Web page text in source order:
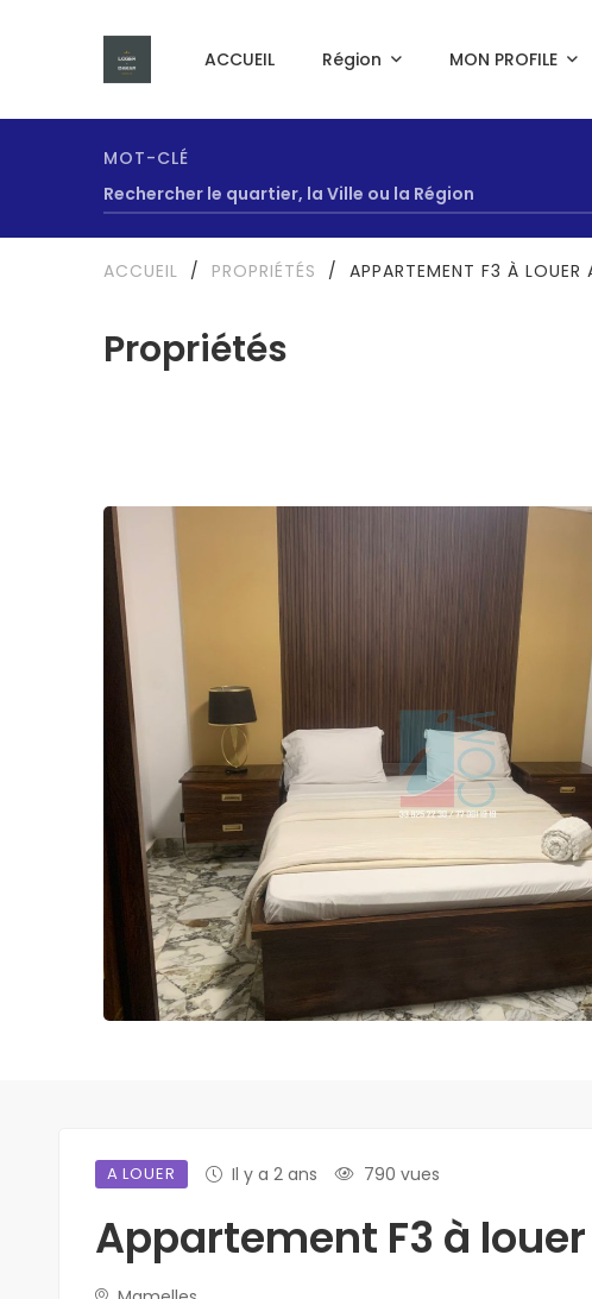
ACCUEIL Région MON PROFILE
MOT-CLÉ
Propriétés
ACCUEIL / PROPRIÉTÉS / APPARTEMENT F3 À LOUER
A LOUER Il y a 2 ans 790 vues
Appartement F3 à